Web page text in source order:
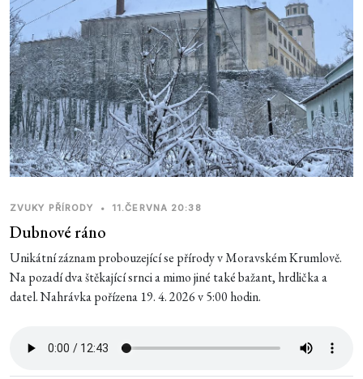
ZVUKY PŘÍRODY • 11.ČERVNA 20:38
Dubnové ráno
Unikátní záznam probouzející se přírody v Moravském Krumlově.
Na pozadí dva štěkající srnci a mimo jiné také bažant, hrdlička a
datel. Nahrávka pořízena 19. 4. 2026 v 5:00 hodin.